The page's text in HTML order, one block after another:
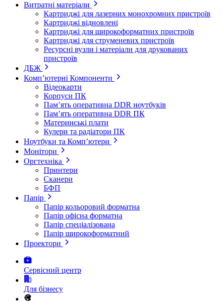
Витратні матеріали
Картриджі для лазерних монохромних пристроїв
Картриджі відновлені
Картриджі для широкоформатних пристроїв
Картриджі для струменевих пристроїв
Ресурсні вузли і матеріали для друкованих
пристроїв
ДБЖ
Комп’ютерні Компоненти
Відеокарти
Корпуси ПК
Пам’ять оперативна DDR ноутбуків
Пам’ять оперативна DDR ПК
Материнські плати
Кулери та радіатори ПК
Ноутбуки та Комп’ютери
Монітори
Оргтехніка
Принтери
Сканери
БФП
Папір
Папір кольоровий форматна
Папір офісна форматна
Папір спеціалізована
Папір широкоформатний
Проектори
Сервісний центр
Для бізнесу